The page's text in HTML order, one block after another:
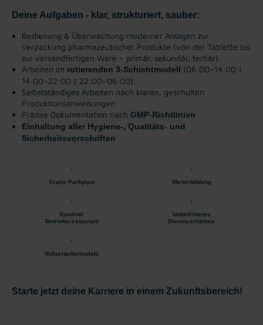
Deine Aufgaben - klar, strukturiert, sauber:
Bedienung & Überwachung moderner Anlagen zur
Verpackung pharmazeutischer Produkte (von der Tablette bis
zur versandfertigen Ware – primär, sekundär, tertiär)
Arbeiten im rotierenden 3-Schichtmodell (06:00–14:00 |
14:00–22:00 | 22:00–06:00)
Selbstständiges Arbeiten nach klaren, geschulten
Produktionsanweisungen
Präzise Dokumentation nach GMP-Richtlinien
Einhaltung aller Hygiene-, Qualitäts- und
Sicherheitsvorschriften
Gratis Parkplatz Weiterbildung
Kantine/
Betriebsrestaurant
Unbefristetes
Dienstverhältnis
Vollzeitarbeitsplatz
Starte jetzt deine Karriere in einem Zukunftsbereich!